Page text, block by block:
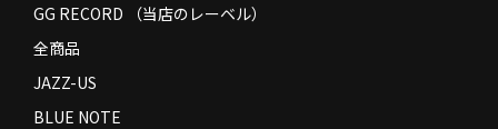
GG RECORD （当店のレーベル）
全商品
JAZZ-US
BLUE NOTE